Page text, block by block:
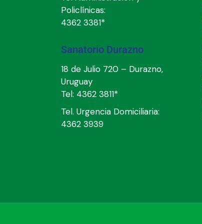
Policlínicas:
4362 3381*
Sanatorio Durazno
18 de Julio 720 – Durazno,
Uruguay
Tel: 4362 3811*
Tel. Urgencia Domiciliaria:
4362 3939